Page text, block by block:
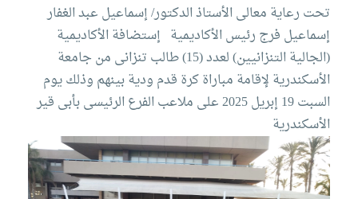
تحت رعاية معالى الأستاذ الدكتور/ إسماعيل عبد الغفار
إسماعيل فرج رئيس الأكاديمية إستضافة الأكاديمية
(الجالية التنزانيين) لعدد (15) طالب تنزانى من جامعة
الأسكندرية لإقامة مباراة كرة قدم ودية بينهم وذلك يوم
السبت 19 إبريل 2025 على ملاعب الفرع الرئيسى بأبى قير
الأسكندرية